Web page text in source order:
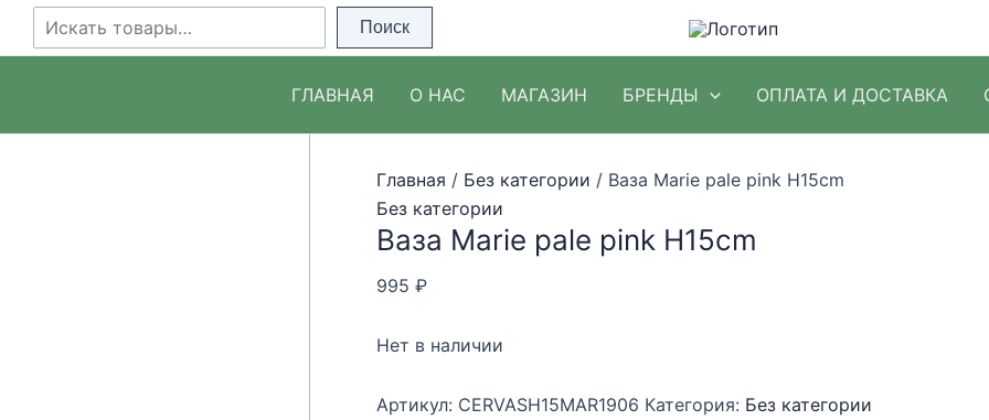
Перейти
Поиск Поиск
ГЛАВНАЯ О НАС МАГАЗИН БРЕНДЫ ОПЛАТА И ДОСТАВКА
Главная / Без категории / Ваза Marie pale pink H15cm
Без категории
Ваза Marie pale pink H15cm
995 ₽
Нет в наличии
Артикул: CERVASH15MAR1906 Категория: Без категории